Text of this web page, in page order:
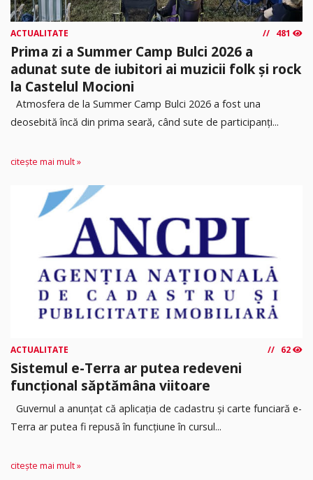
ACTUALITATE 481
Prima zi a Summer Camp Bulci 2026 a
adunat sute de iubitori ai muzicii folk și rock
la Castelul Mocioni
Atmosfera de la Summer Camp Bulci 2026 a fost una
deosebită încă din prima seară, când sute de participanți...
citește mai mult »
ACTUALITATE 62
Sistemul e-Terra ar putea redeveni
funcțional săptămâna viitoare
Guvernul a anunțat că aplicația de cadastru și carte funciară e-
Terra ar putea fi repusă în funcțiune în cursul...
citește mai mult »